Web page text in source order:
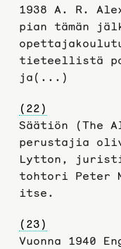
1938 A. R.
pian tämän
tieteellistä
ja(...)
(22)
Säätiön (The
perustajia
Lytton, juristi
tohtori Peter
itse.
(23)
Vuonna 1940